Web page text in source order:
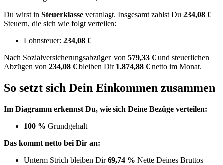
Du wirst in Steuerklasse veranlagt. Insgesamt zahlst Du 234,08 €
Steuern, die sich wie folgt verteilen:
Lohnsteuer: 234,08 €
Nach Sozialversicherungsabzügen von 579,33 € und steuerlichen
Abzügen von 234,08 € bleiben Dir 1.874,88 € netto im Monat.
So setzt sich Dein Einkommen zusammen
Im Diagramm erkennst Du, wie sich Deine Bezüge verteilen:
100 % Grundgehalt
Das kommt netto bei Dir an:
Unterm Strich bleiben Dir69,74 % Nette Deines Bruttos